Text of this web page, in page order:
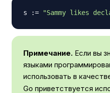
s := "Sammy likes
Примечание. Если вы
языками
использовать в
Go приветствуется